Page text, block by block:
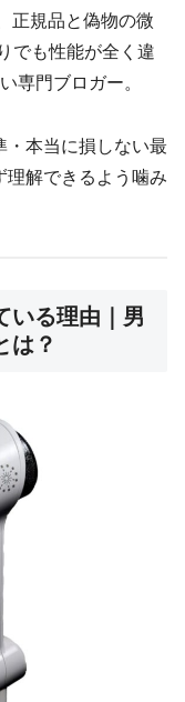
正規品と偽物の微
でも性能が全く違
専門ブロガー。
・本当に損しない最
理解できるよう噛み
いる理由｜男
は？